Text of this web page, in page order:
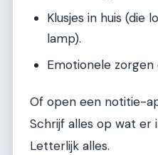
Klusjes in huis (die
lamp).
Emotionele
Of open een notitie-
Schrijf alles op wat er
Letterlijk alles.